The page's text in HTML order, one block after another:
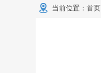
当前位置： 首页